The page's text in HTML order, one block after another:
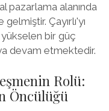
pazarlama alanında
Çayırlı'yı
bir güç
devam etmektedir.
Rolü:
Öncülüğü